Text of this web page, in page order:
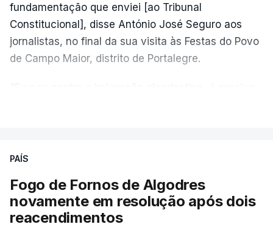
fundamentação que enviei [ao Tribunal
Constitucional], disse António José Seguro aos
jornalistas, no final da sua visita às Festas do Povo
de Campo Maior, distrito de Portalegre.
nada disto é incompatível com tratarmos com
crianças", acrescentou.
António José Seguro mostrou dúvidas sobre se é
PAÍS
Fogo de Fornos de Algodres
novamente em resolução após dois
reacendimentos